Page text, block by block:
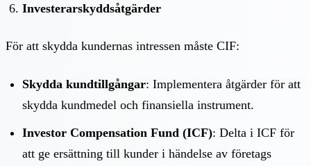
Investerarskyddsåtgärder
För att skydda kundernas intressen måste CIF:
Skydda kundtillgångar: Implementera åtgärder för att
skydda kundmedel och finansiella instrument.
Investor Compensation Fund (ICF): Delta i ICF för
att ge ersättning till kunder i händelse av företags